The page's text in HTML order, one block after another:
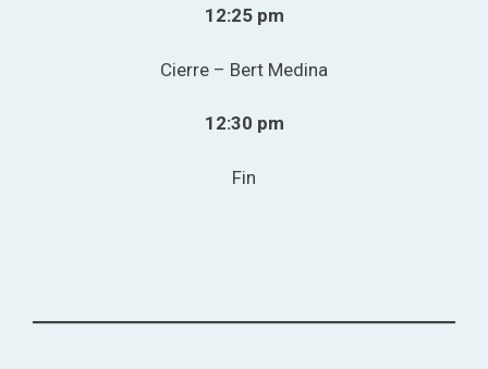
12:25 pm
Cierre – Bert Medina
12:30 pm
Fin